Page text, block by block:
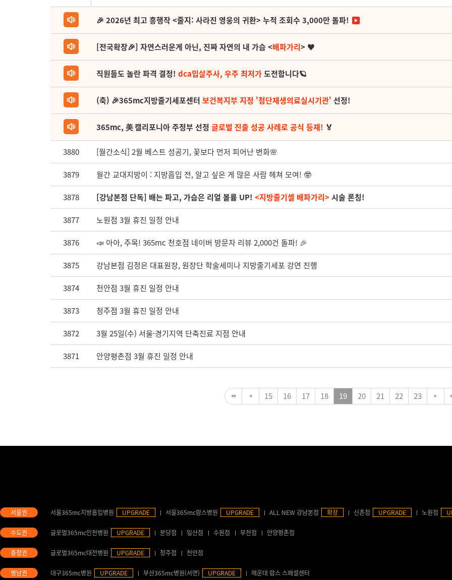
🎉 2026년 최고 흥행작 <줄지: 사라진 영웅의 귀환> 누적 조회수 3,000만 돌파!
[전국확장🎉] 자연스러운게 아닌, 진짜 자연의 내 가슴 <배파가리> ♥
직원들도 놀란 파격 결정! dca밉살주사, 우주 최저가도전합니다🪐
(축) 🎉365mc지방줄기세포센터 보건복지부 지정 '첨단재생의료실시기관' 선정!
365mc, 美 캘리포니아 주정부 선정 글로벌 진출 성공 사례로 공식 등재! 🏅
3880 [월간소식] 2월 베스트 성공기, 꽃보다 먼저 피어난 변화🌸
3879 월간 교대지방이 : 지방흡입 전, 알고 싶은 게 많은 사람 헤쳐 모여! 🤓
3878 [강남본점 단독] 배는 파고, 가슴은 리얼 볼륨 UP! <지방줄기셀 배파가리>시술 론칭!
3877 노원점 3월 휴진 일정 안내
3876 📣 아아, 주목! 365mc 천호점 네이버 방문자 리뷰 2,000건 돌파! 🎉
3875 강남본점 김정은 대표원장, 원장단 학술세미나 지방줄기세포 강연 진행
3874 천안점 3월 휴진 일정 안내
3873 청주점 3월 휴진 일정 안내
3872 3월 25일(수) 서울·경기지역 단축진료 지점 안내
3871 안양평촌점 3월 휴진 일정 안내
15 16 17 18 19 20 21 22 23
서울365mc지방흡입병원 UPGRADE 서울365mc람스병원 UPGRADE ALL NEW 강남본점 확장 신촌점 UPGRADE 노원점
글로벌365mc인천병원 UPGRADE 분당점 일산점 수원점 부천점 안양평촌점
글로벌365mc대전병원 UPGRADE 청주점 천안점
대구365mc병원 UPGRADE 부산365mc병원(서면) UPGRADE 해운대 람스 스페셜센터